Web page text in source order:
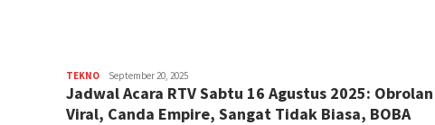
TEKNO admin
September 20, 2025
Jadwal Acara RTV Sabtu 16 Agustus 2025: Obrolan
Viral, Canda Empire, Sangat Tidak Biasa, BOBA